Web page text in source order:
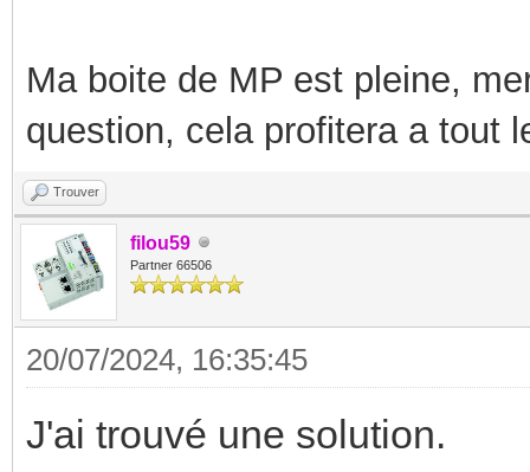
Ma boite de MP est pleine,
question, cela profitera a tout
Trouver
filou59
Partner 66506
20/07/2024, 16:35:45
J'ai trouvé une solution.